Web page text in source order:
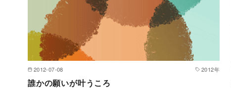
2012-07-08 2012年
誰かの願いが叶うころ